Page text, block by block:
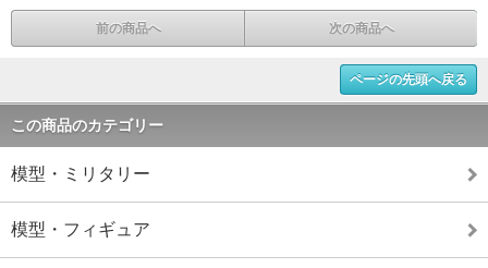
前の商品へ 次の商品へ
ページの先頭へ戻る
この商品のカテゴリー
模型・ミリタリー
模型・フィギュア